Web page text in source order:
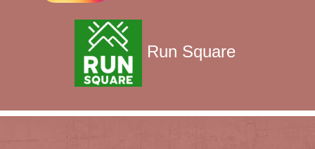
Run Square